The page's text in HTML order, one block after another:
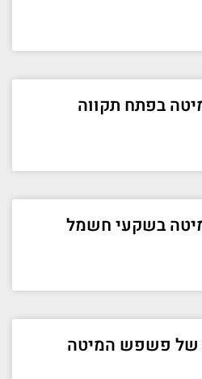
בפתח תקווה
בשקעי חשמל
של פשפש המיטה